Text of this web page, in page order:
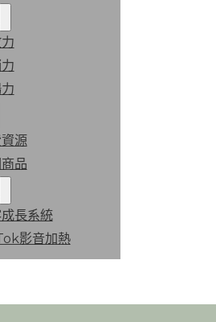
源
品
長系統
影音加熱